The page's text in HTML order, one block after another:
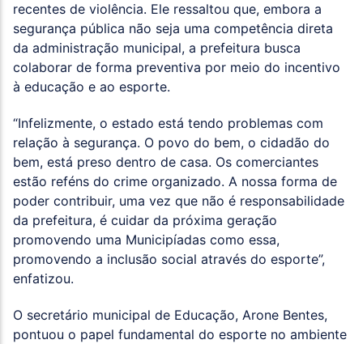
recentes de violência. Ele ressaltou que, embora a
segurança pública não seja uma competência direta
da administração municipal, a prefeitura busca
colaborar de forma preventiva por meio do incentivo
à educação e ao esporte.
“Infelizmente, o estado está tendo problemas com
relação à segurança. O povo do bem, o cidadão do
bem, está preso dentro de casa. Os comerciantes
estão reféns do crime organizado. A nossa forma de
poder contribuir, uma vez que não é responsabilidade
da prefeitura, é cuidar da próxima geração
promovendo uma Municipíadas como essa,
promovendo a inclusão social através do esporte”,
enfatizou.
O secretário municipal de Educação, Arone Bentes,
pontuou o papel fundamental do esporte no ambiente